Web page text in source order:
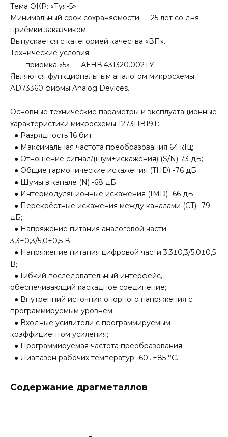
Тема ОКР: «Туя-5».
Минимальный срок сохраняемости — 25 лет со дня
приёмки заказчиком.
Выпускается с категорией качества «ВП».
Технические условия:
— приёмка «5» — АЕНВ.431320.002ТУ.
Являются функциональным аналогом микросхемы
AD73360 фирмы Analog Devices.
Основные технические параметры и эксплуатационные
характеристики микросхемы 1273ПВ19Т:
● Разрядность 16 бит;
● Максимальная частота преобразования 64 кГц;
● Отношение сигнал/(шум+искажения) (S/N) 73 дБ;
● Общие гармонические искажения (THD) -76 дБ;
● Шумы в канале (N) -68 дБ;
● Интермодуляционные искажения (IMD) -66 дБ;
● Перекрёстные искажения между каналами (CT) -79
дБ;
● Напряжение питания аналоговой части
3,3±0,3/5,0±0,5 В;
● Напряжение питания цифровой части 3,3±0,3/5,0±0,5
В;
● Гибкий последовательный интерфейс,
обеспечивающий каскадное соединение;
● Внутренний источник опорного напряжения с
программируемым уровнем;
● Входные усилители с программируемым
коэффициентом усиления;
● Программируемая частота преобразования;
● Диапазон рабочих температур -60…+85 °C.
Содержание драгметаллов